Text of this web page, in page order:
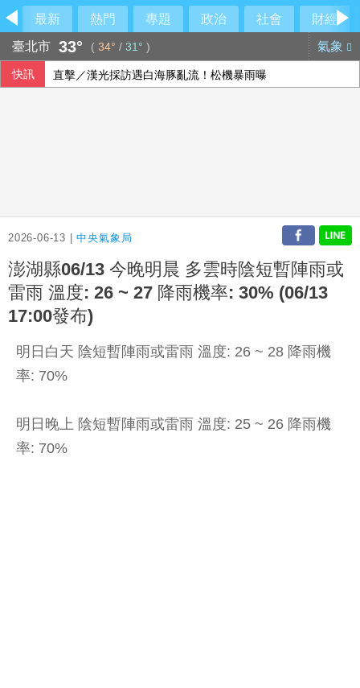
最新 熱門 專題 政治 社會
財經
臺北市 33° ( 34° / 31° ) 氣象
快訊 直擊／漢光採訪遇白海豚亂流！松機暴雨曝
2026-06-13 |中央氣象局
澎湖縣06/13 今晚明晨 多雲時陰短暫陣雨或
雷雨 溫度: 26 ~ 27 降雨機率: 30% (06/13
17:00發布)
明日白天 陰短暫陣雨或雷雨 溫度: 26 ~ 28 降雨機
率: 70%
明日晚上 陰短暫陣雨或雷雨 溫度: 25 ~ 26 降雨機
率: 70%